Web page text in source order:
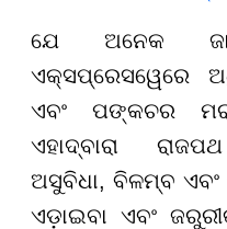
ଯେ ଅନେକ
ଏକ୍ସପ୍ରେସୱେରେ
ଏବଂ ପଙ୍କଚର
ଏହାଦ୍ବାରା
ଅସୁବିଧା, ବିଳମ୍ବ ଏବଂ
ଏଡ଼ାଇବା ଏବଂ